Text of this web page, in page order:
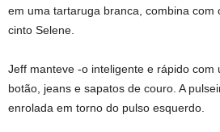
em uma tartaruga branca, combina com
cinto Selene.
Jeff manteve -o inteligente e rápido com
botão, jeans e sapatos de couro. A
enrolada em torno do pulso esquerdo.